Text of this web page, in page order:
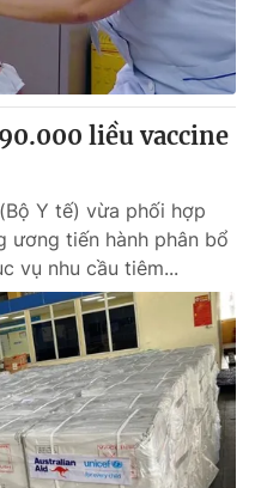
liều vaccine
Y tế) vừa phối hợp
ương tiến hành phân bổ
vụ nhu cầu tiêm...